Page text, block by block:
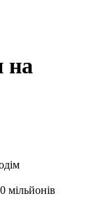
на
мільйонів